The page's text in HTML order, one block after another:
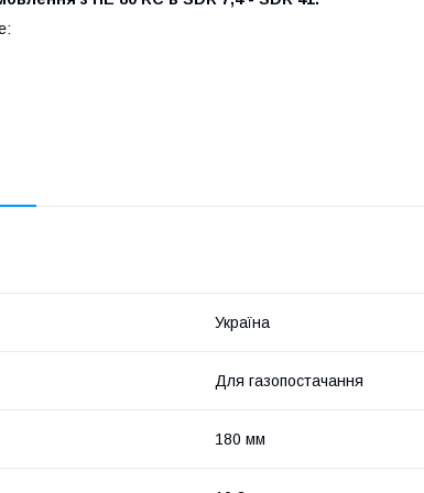
Україна
Для газопостачання
180 мм